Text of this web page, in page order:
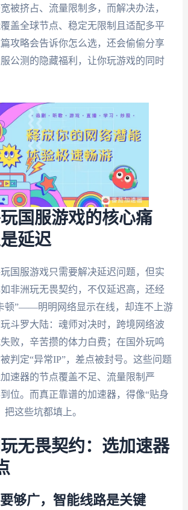
被挤占、流量限制多，而解决办法，
盖全球节点、稳定无限制且适配多平
攻略会告诉你怎么选，还会偷偷分享
服公测的隐藏福利，让你玩游戏的同时
国服游戏的核心痛
延迟
国服游戏只需要解决延迟问题，但实
非洲玩无畏契约，不仅延迟高，还经
顿”——明明网络显示在线，却连不上游
斗罗大陆：魂师对决时，跨境网络波
败，辛苦攒的体力白费；在国外玩鸣
判定“异常IP”，差点被封号。这些问题
速器的节点覆盖不足、流量限制严
位。而真正靠谱的加速器，得像“贴身
把这些坑都填上。
无畏契约：选加速器
够广，智能线路是关键